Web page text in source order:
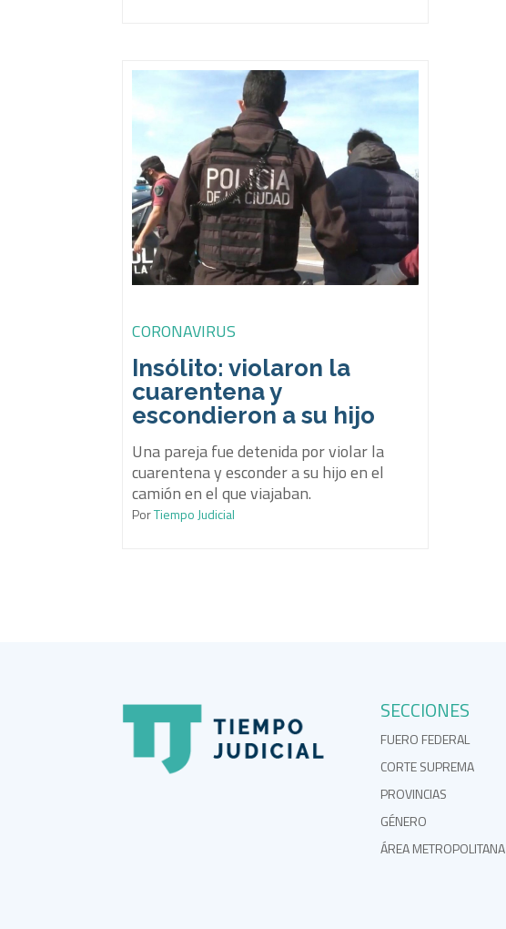
CORONAVIRUS
Insólito: violaron la
cuarentena y
escondieron a su hijo
Una pareja fue detenida por violar la
cuarentena y esconder a su hijo en el
camión en el que viajaban.
PorTiempo Judicial
SECCIONES
FUERO FEDERAL
CORTE SUPREMA
PROVINCIAS
GÉNERO
ÁREA METROPOLITANA